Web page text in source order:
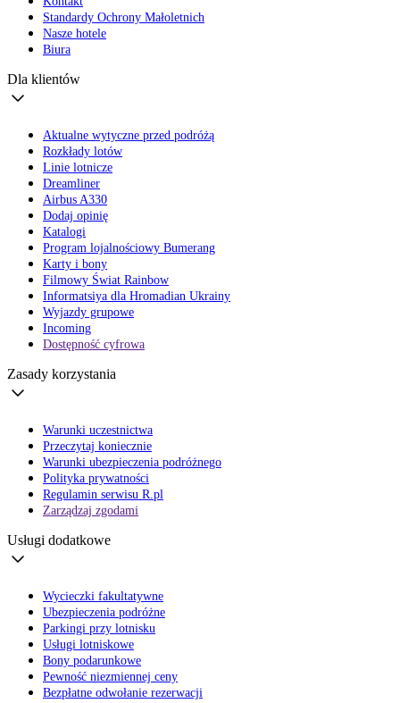
Standardy Ochrony Małoletnich
Nasze hotele
Biura
Dla klientów
Aktualne wytyczne przed podróżą
Rozkłady lotów
Linie lotnicze
Dreamliner
Airbus A330
Dodaj opinię
Katalogi
Program lojalnościowy Bumerang
Karty i bony
Filmowy Świat Rainbow
Informatsiya dla Hromadian Ukrainy
Wyjazdy grupowe
Incoming
Dostępność cyfrowa
Zasady korzystania
Warunki uczestnictwa
Przeczytaj koniecznie
Warunki ubezpieczenia podróżnego
Polityka prywatności
Regulamin serwisu R.pl
Zarządzaj zgodami
Usługi dodatkowe
Wycieczki fakultatywne
Ubezpieczenia podróżne
Parkingi przy lotnisku
Usługi lotniskowe
Bony podarunkowe
Pewność niezmiennej ceny
Bezpłatne odwołanie rezerwacji